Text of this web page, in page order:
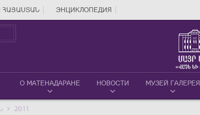
ՀԱՅԱՍՏԱՆ ЭНЦИКЛОПЕДИЯ
О МАТЕНАДАРАНЕ НОВОСТИ МУЗЕЙ ГАЛЕРЕЯ
2011